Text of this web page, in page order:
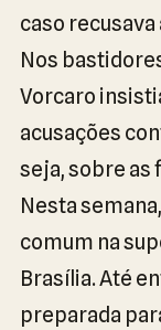
caso
Nos
Vorcaro
acusações
seja, sobre as
Nesta
comum na
Brasília. Até
preparada